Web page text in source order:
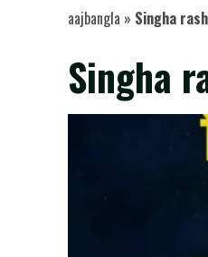
aajbangla » Singha
Singha